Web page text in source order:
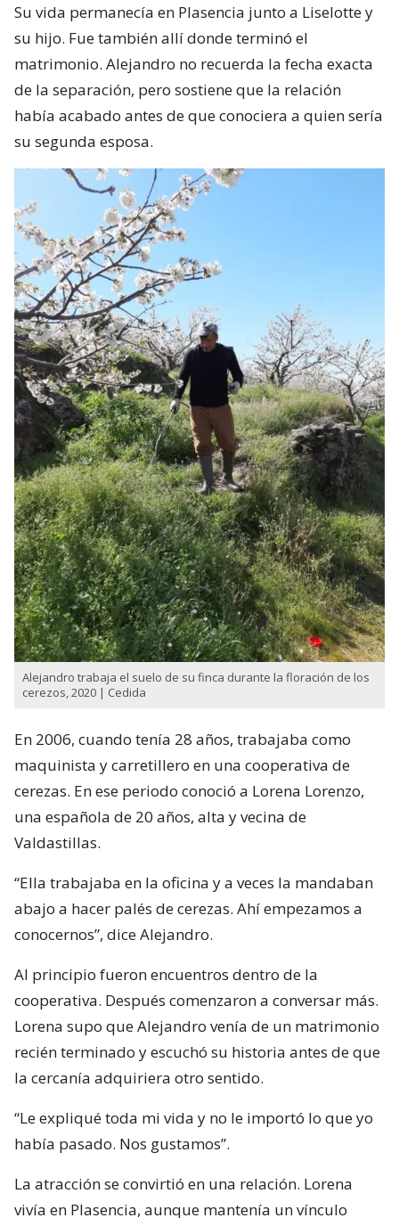
Su vida permanecía en Plasencia junto a Liselotte y
su hijo. Fue también allí donde terminó el
matrimonio. Alejandro no recuerda la fecha exacta
de la separación, pero sostiene que la relación
había acabado antes de que conociera a quien sería
su segunda esposa.
Alejandro trabaja el suelo de su finca durante la floración de los
cerezos, 2020 | Cedida
En 2006, cuando tenía 28 años, trabajaba como
maquinista y carretillero en una cooperativa de
cerezas. En ese periodo conoció a Lorena Lorenzo,
una española de 20 años, alta y vecina de
Valdastillas.
“Ella trabajaba en la oficina y a veces la mandaban
abajo a hacer palés de cerezas. Ahí empezamos a
conocernos”, dice Alejandro.
Al principio fueron encuentros dentro de la
cooperativa. Después comenzaron a conversar más.
Lorena supo que Alejandro venía de un matrimonio
recién terminado y escuchó su historia antes de que
la cercanía adquiriera otro sentido.
“Le expliqué toda mi vida y no le importó lo que yo
había pasado. Nos gustamos”.
La atracción se convirtió en una relación. Lorena
vivía en Plasencia, aunque mantenía un vínculo